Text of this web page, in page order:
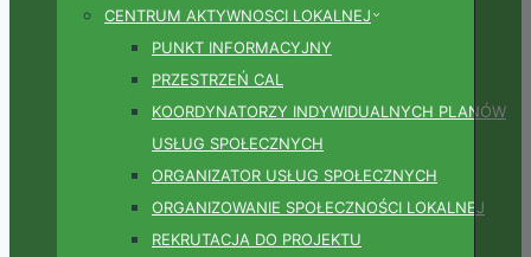
CENTRUM AKTYWNOSCI LOKALNEJ
PUNKT INFORMACYJNY
PRZESTRZEŃ CAL
KOORDYNATORZY INDYWIDUALNYCH PLANÓW
USŁUG SPOŁECZNYCH
ORGANIZATOR USŁUG SPOŁECZNYCH
ORGANIZOWANIE SPOŁECZNOŚCI LOKALNEJ
REKRUTACJA DO PROJEKTU